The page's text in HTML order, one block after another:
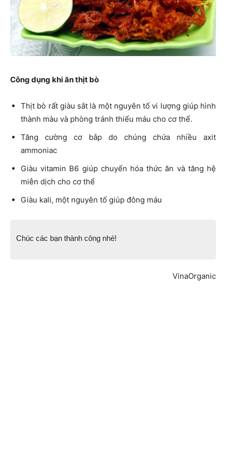
Công dụng khi ăn thịt bò
Thịt bò rất giàu sắt là một nguyên tố vi lượng giúp hình
thành màu và phòng tránh thiếu máu cho cơ thể.
Tăng cường cơ bắp do chúng chứa nhiều axit
ammoniac
Giàu vitamin B6 giúp chuyển hóa thức ăn và tăng hệ
miễn dịch cho cơ thể
Giàu kali, một nguyên tố giúp đông máu
Chúc các bạn thành công nhé!
VinaOrganic